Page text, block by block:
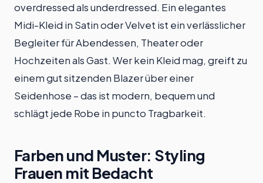
overdressed als underdressed. Ein elegantes
Midi-Kleid in Satin oder Velvet ist ein verlässlicher
Begleiter für Abendessen, Theater oder
Hochzeiten als Gast. Wer kein Kleid mag, greift zu
einem gut sitzenden Blazer über einer
Seidenhose – das ist modern, bequem und
schlägt jede Robe in puncto Tragbarkeit.
Farben und Muster: Styling
Frauen mit Bedacht